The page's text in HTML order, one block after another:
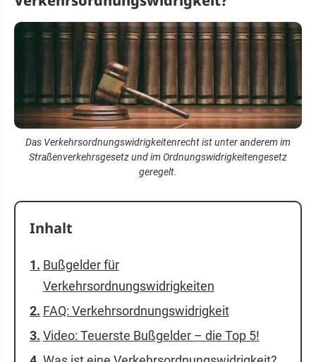
Das Verkehrsordnungswidrigkeitenrecht ist unter anderem im
Straßenverkehrsgesetz und im Ordnungswidrigkeitengesetz
geregelt.
Inhalt
Bußgelder für
Verkehrsordnungswidrigkeiten
FAQ: Verkehrsordnungswidrigkeit
Video: Teuerste Bußgelder – die Top 5!